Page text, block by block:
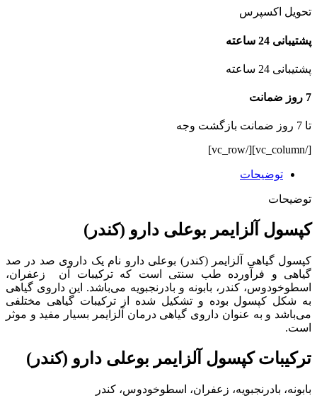
تحویل اکسپرس
پشتیبانی 24 ساعته
پشتیبانی 24 ساعته
7 روز ضمانت
تا 7 روز ضمانت بازگشت وجه
[/vc_column][/vc_row]
توضیحات
توضیحات
کپسول آلزایمر بوعلی دارو (کندر)
کپسول گیاهی آلزایمر (کندر) بوعلی دارو نام یک داروی صد در صد
گیاهی و فرآورده طب سنتی است که ترکیبات آن زعفران،
اسطوخودوس، کندر، بابونه و بادرنجبویه می‌باشد. این داروی گیاهی
به شکل کپسول بوده و تشکیل شده از ترکیبات گیاهی مختلفی
می‌باشد و به عنوان داروی گیاهی درمان آلزایمر بسیار مفید و موثر
است.
ترکیبات کپسول آلزایمر بوعلی دارو (کندر)
بابونه، بادرنجبویه، زعفران، اسطوخودوس، کندر